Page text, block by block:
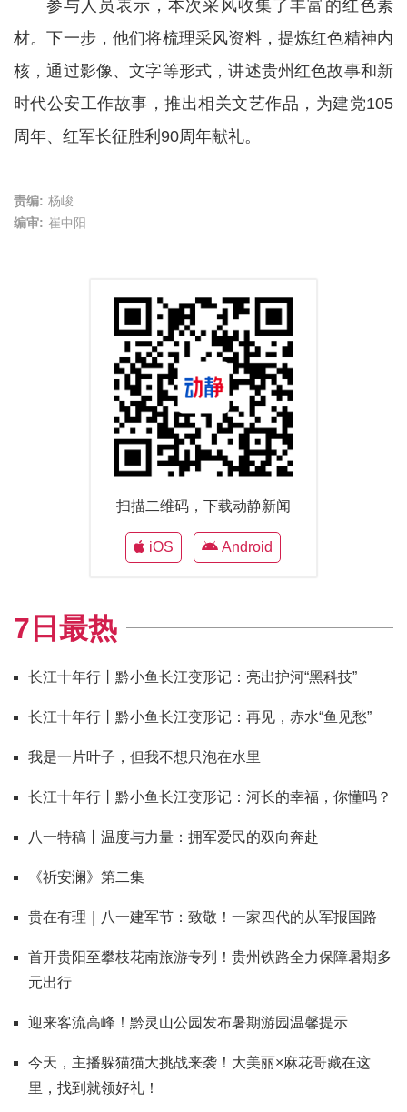
参与人员表示，本次采风收集了丰富的红色素
材。下一步，他们将梳理采风资料，提炼红色精神内
核，通过影像、文字等形式，讲述贵州红色故事和新
时代公安工作故事，推出相关文艺作品，为建党105
周年、红军长征胜利90周年献礼。
责编: 杨峻
编审: 崔中阳
扫描二维码，下载动静新闻
iOS Android
7日最热
长江十年行丨黔小鱼长江变形记：亮出护河“黑科技”
长江十年行丨黔小鱼长江变形记：再见，赤水“鱼见愁”
我是一片叶子，但我不想只泡在水里
长江十年行丨黔小鱼长江变形记：河长的幸福，你懂吗？
八一特稿丨温度与力量：拥军爱民的双向奔赴
《祈安澜》第二集
贵在有理｜八一建军节：致敬！一家四代的从军报国路
首开贵阳至攀枝花南旅游专列！贵州铁路全力保障暑期多
元出行
迎来客流高峰！黔灵山公园发布暑期游园温馨提示
今天，主播躲猫猫大挑战来袭！大美丽×麻花哥藏在这
里，找到就领好礼！